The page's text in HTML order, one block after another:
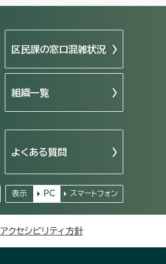
区民課の窓口混雑状況
組織一覧
よくある質問
表示 PC スマートフォン
アクセシビリティ方針